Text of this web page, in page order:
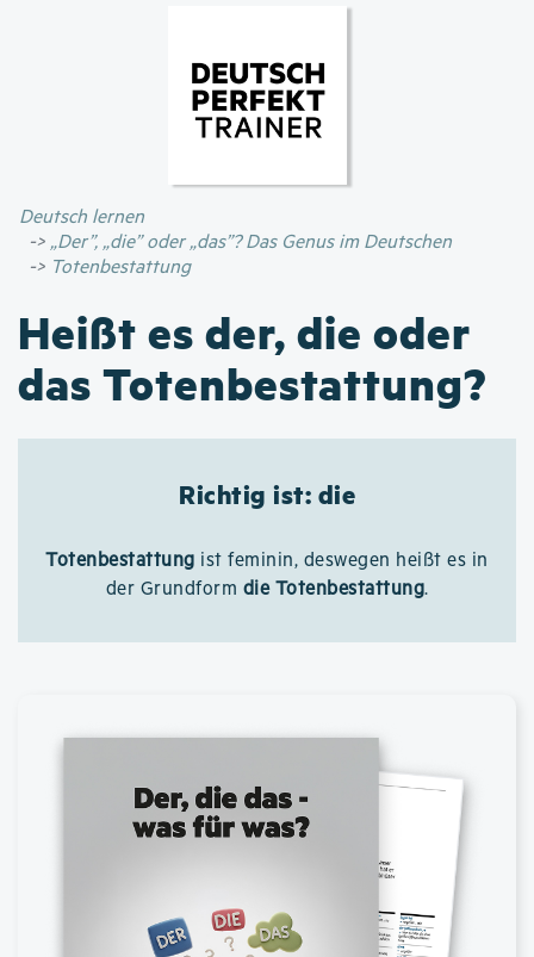
Inhalt
Deutsch lernen
„Der”, „die” oder „das”? Das Genus im Deutschen
Totenbestattung
Heißt es der, die oder
das Totenbestattung?
Richtig ist: die
Totenbestattung ist feminin, deswegen heißt es in
der Grundform die Totenbestattung.